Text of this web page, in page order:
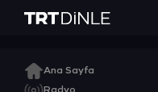
Ana Sayfa